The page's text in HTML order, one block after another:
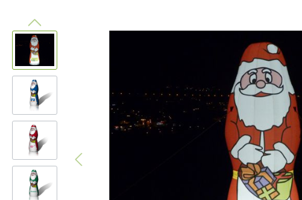
Werbewürfel Werbezelte
Reparatur Unterlegplanen